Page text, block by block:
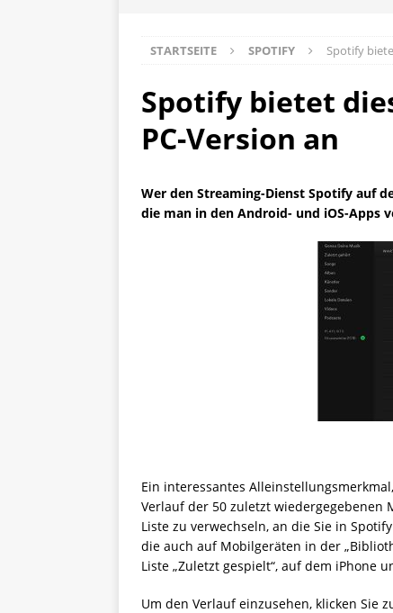
STARTSEITE SPOTIFY Spotify
Spotify bietet
PC-Version an
Wer den Streaming-Dienst Spotify auf
die man in den Android- und iOS-Apps
Ein interessantes
Verlauf der 50 zuletzt wiedergegebenen
Liste zu verwechseln, an die Sie in
die auch auf Mobilgeräten in der
Liste „Zuletzt gespielt“, auf dem iPhone
Um den Verlauf einzusehen, klicken Sie